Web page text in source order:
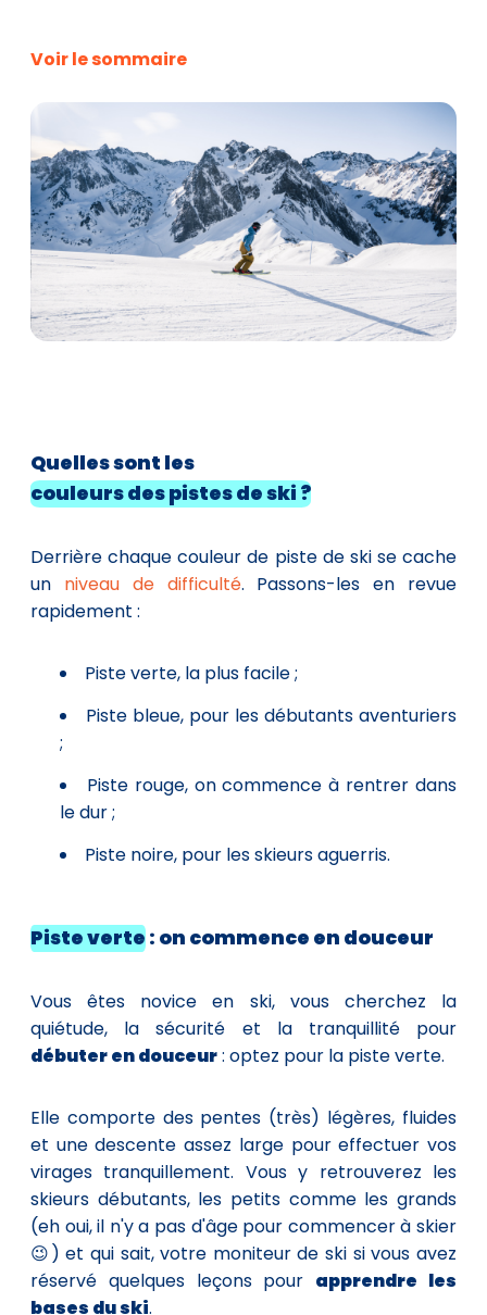
Voir le sommaire
Quelles sont les
couleurs des pistes de ski ?
Derrière chaque couleur de piste de ski se cache
un niveau de difficulté. Passons-les en revue
rapidement :
Piste verte, la plus facile ;
Piste bleue, pour les débutants aventuriers
;
Piste rouge, on commence à rentrer dans
le dur ;
Piste noire, pour les skieurs aguerris.
Piste verte : on commence en douceur
Vous êtes novice en ski, vous cherchez la
quiétude, la sécurité et la tranquillité pour
débuter en douceur: optez pour la piste verte.
Elle comporte des pentes (très) légères, fluides
et une descente assez large pour effectuer vos
virages tranquillement. Vous y retrouverez les
skieurs débutants, les petits comme les grands
(eh oui, il n'y a pas d'âge pour commencer à skier
😉) et qui sait, votre moniteur de ski si vous avez
réservé quelques leçons pour apprendre les
bases du ski.